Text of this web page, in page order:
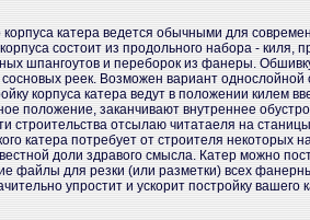
корпуса катера ведется обычными для
состоит из продольного набора -
шпангоутов и переборок из фанеры.
реек. Возможен вариант
корпуса катера ведут в положении килем
положение, заканчивают внутреннее
строительства отсылаю читатаеля на
катера потребует от строителя
доли здравого смысла. Катер можно
файлы для резки (или разметки) всех
упростит и ускорит постройку